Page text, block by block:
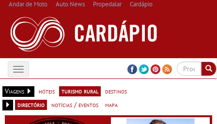
Andar de Moto Auto News Propedalar Cardápio
Toggle
navigation
Viagens
hóteis turismo rural
destinos
directório
notícias / eventos mapa